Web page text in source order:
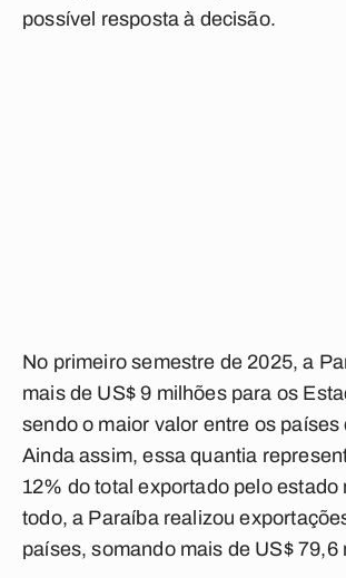
possível resposta à decisão.
No primeiro semestre de 2025, a
mais de US$ 9 milhões para os
sendo o maior valor entre os países
Ainda assim, essa quantia
12% do total exportado pelo estado
todo, a Paraíba realizou
países, somando mais de US$ 79,6